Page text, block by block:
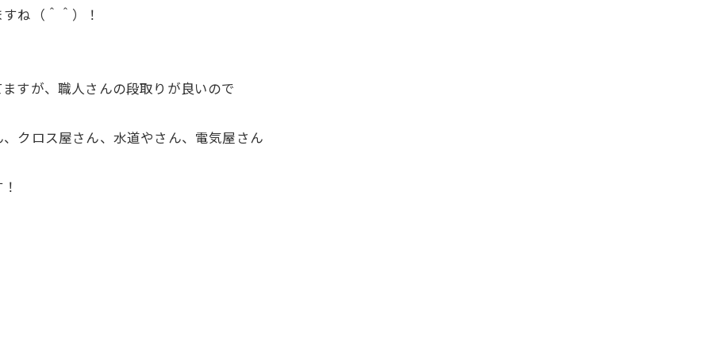
ね（＾＾）！
すが、職人さんの段取りが良いので
クロス屋さん、水道やさん、電気屋さん